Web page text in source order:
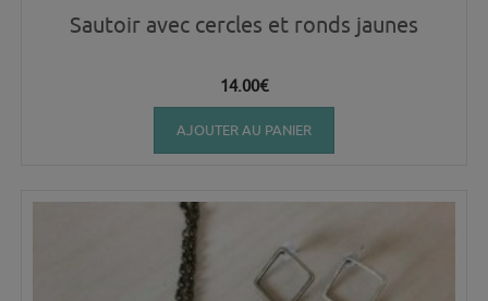
Sautoir avec cercles et ronds jaunes
14.00€
AJOUTER AU PANIER